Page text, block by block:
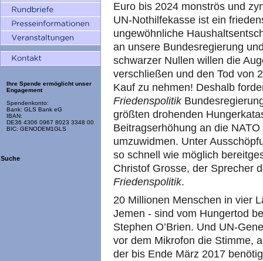
Ihre Spende ermöglicht unser
Engagement
Spendenkonto:
Bank: GLS Bank eG
IBAN:
DE36 4306 0967 8023 3348 00
BIC: GENODEM1GLS
Suche
Euro bis 2024 monströs und
UN-Nothilfekasse ist ein
ungewöhnliche
an unsere Bundesregierung
schwarzer Nullen willen die
verschließen und den Tod von
Kauf zu nehmen! Deshalb
Friedenspolitik
größten drohenden
Beitragserhöhung an die
umzuwidmen. Unter
so schnell wie möglich
Christof Grosse, der Sprecher
Friedenspolitik.
20 Millionen Menschen in vier
Jemen - sind vom Hungertod
Stephen O’Brien. Und UN-
vor dem Mikrofon die Stimme,
der bis Ende März 2017